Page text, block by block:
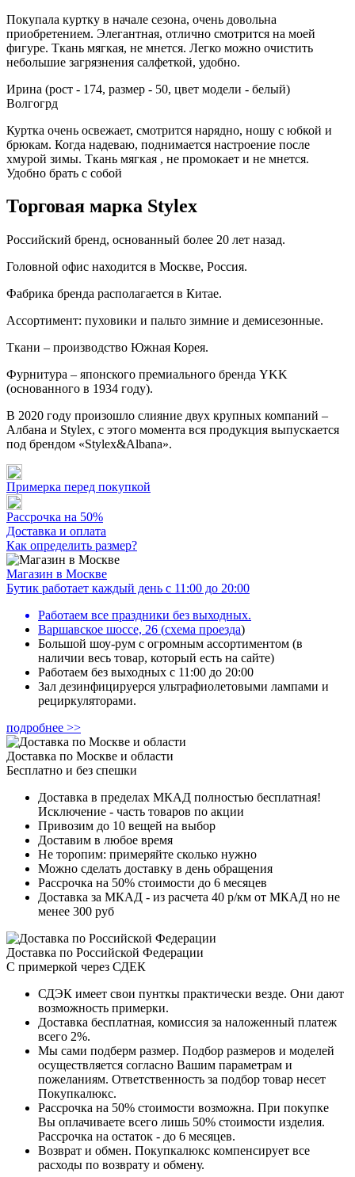
Покупала куртку в начале сезона, очень довольна
приобретением. Элегантная, отлично смотрится на моей
фигуре. Ткань мягкая, не мнется. Легко можно очистить
небольшие загрязнения салфеткой, удобно.
Ирина (рост - 174, размер - 50, цвет модели - белый)
Волгогрд
Куртка очень освежает, смотрится нарядно, ношу с юбкой и
брюкам. Когда надеваю, поднимается настроение после
хмурой зимы. Ткань мягкая , не промокает и не мнется.
Удобно брать с собой
Торговая марка Stylex
Российский бренд, основанный более 20 лет назад.
Головной офис находится в Москве, Россия.
Фабрика бренда располагается в Китае.
Ассортимент: пуховики и пальто зимние и демисезонные.
Ткани – производство Южная Корея.
Фурнитура – японского премиального бренда YKK
(основанного в 1934 году).
В 2020 году произошло слияние двух крупных компаний –
Албана и Stylex, с этого момента вся продукция выпускается
под брендом «Stylex&Albana».
Примерка перед покупкой
Рассрочка на 50%
Доставка и оплата
Как определить размер?
Магазин в Москве
Бутик работает каждый день с 11:00 до 20:00
Работаем все праздники без выходных.
Варшавское шоссе, 26 (схема проезда)
Большой шоу-рум с огромным ассортиментом (в
наличии весь товар, который есть на сайте)
Работаем без выходных с 11:00 до 20:00
Зал дезинфицируерся ультрафиолетовыми лампами и
рециркуляторами.
подробнее >>
Доставка по Москве и области
Бесплатно и без спешки
Доставка в пределах МКАД полностью бесплатная!
Исключение - часть товаров по акции
Привозим до 10 вещей на выбор
Доставим в любое время
Не торопим: примеряйте сколько нужно
Можно сделать доставку в день обращения
Рассрочка на 50% стоимости до 6 месяцев
Доставка за МКАД - из расчета 40 р/км от МКАД но не
менее 300 руб
Доставка по Российской Федерации
С примеркой через СДЕК
СДЭК имеет свои пунткы практически везде. Они дают
возможность примерки.
Доставка бесплатная, комиссия за наложенный платеж
всего 2%.
Мы сами подберм размер. Подбор размеров и моделей
осуществляется согласно Вашим параметрам и
пожеланиям. Ответственность за подбор товар несет
Покупкалюкс.
Рассрочка на 50% стоимости возможна. При покупке
Вы оплачиваете всего лишь 50% стоимости изделия.
Рассрочка на остаток - до 6 месяцев.
Возврат и обмен. Покупкалюкс компенсирует все
расходы по возврату и обмену.